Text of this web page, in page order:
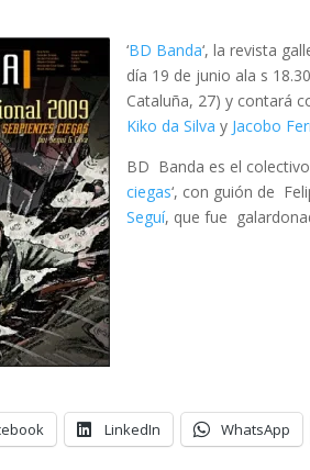
‘BD Banda‘, la revista
día 19 de junio ala s
Cataluña, 27) y contará
Kiko da Silva y Jacobo
BD Banda es el
ciegas‘, con guión de
Seguí, que fue
LinkedIn WhatsApp